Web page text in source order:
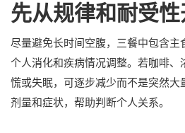
先从规律和耐受
尽量避免长时间空腹，三餐中包含主
个人消化和疾病情况调整。若咖啡、
慌或失眠，可逐步减少而不是突然大
剂量和症状，帮助判断个人关系。